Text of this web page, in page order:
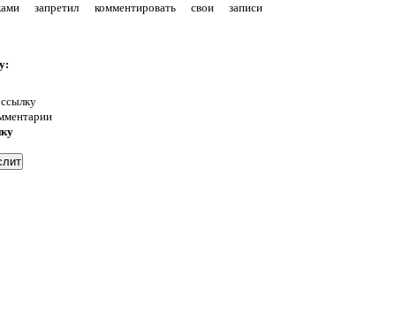
запретил комментировать свои записи